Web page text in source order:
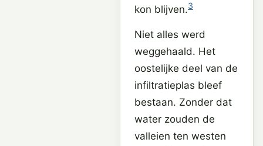
kon blijven.3
Niet alles werd
weggehaald. Het
oostelijke deel van de
infiltratieplas bleef
bestaan. Zonder dat
water zouden de
valleien ten westen